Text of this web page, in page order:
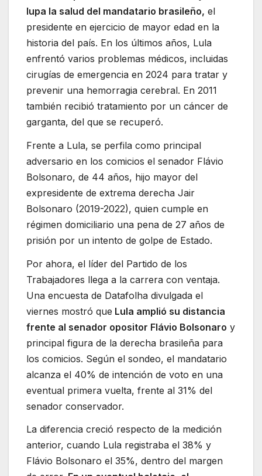
lupa la salud del mandatario brasileño, el
presidente en ejercicio de mayor edad en la
historia del país. En los últimos años, Lula
enfrentó varios problemas médicos, incluidas
cirugías de emergencia en 2024 para tratar y
prevenir una hemorragia cerebral. En 2011
también recibió tratamiento por un cáncer de
garganta, del que se recuperó.
Frente a Lula, se perfila como principal
adversario en los comicios el senador Flávio
Bolsonaro, de 44 años, hijo mayor del
expresidente de extrema derecha Jair
Bolsonaro (2019-2022), quien cumple en
régimen domiciliario una pena de 27 años de
prisión por un intento de golpe de Estado.
Por ahora, el líder del Partido de los
Trabajadores llega a la carrera con ventaja.
Una encuesta de Datafolha divulgada el
viernes mostró que Lula amplió su distancia
frente al senador opositor Flávio Bolsonaro y
principal figura de la derecha brasileña para
los comicios. Según el sondeo, el mandatario
alcanza el 40% de intención de voto en una
eventual primera vuelta, frente al 31% del
senador conservador.
La diferencia creció respecto de la medición
anterior, cuando Lula registraba el 38% y
Flávio Bolsonaro el 35%, dentro del margen